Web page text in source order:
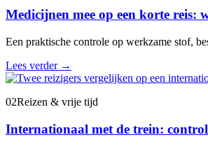
Medicijnen mee op een korte reis:
Een praktische controle op werkzame stof,
Lees verder →
02Reizen & vrije tijd
Internationaal met de trein: